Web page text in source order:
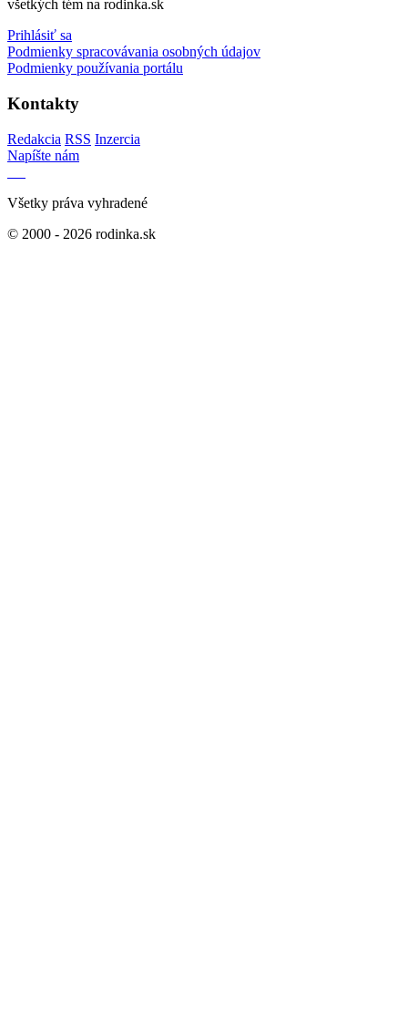
všetkých tém na rodinka.sk
Prihlásiť sa
Podmienky spracovávania osobných údajov
Podmienky používania portálu
Kontakty
Redakcia RSS Inzercia
Napíšte nám
Všetky práva vyhradené
© 2000 - 2026 rodinka.sk